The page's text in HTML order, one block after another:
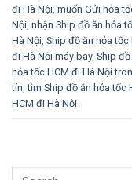
đi Hà Nội muốn Gửi hỏa
Nội nhận Ship đồ ăn hỏa
Hà Nội Ship đồ ăn hỏa tốc
đi Hà Nội máy bay, Ship
hỏa tốc HCM đi Hà Nội
tín ,tìm Ship đồ ăn hỏa tốc
HCM đi Hà Nội